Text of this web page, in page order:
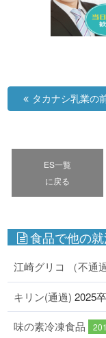
タカナシ乳業の
ES一覧
に戻る
食品で他の
江崎グリコ （不通過
キリン(通過) 2025卒
味の素冷凍食品